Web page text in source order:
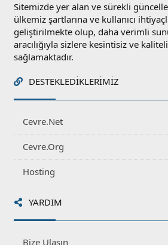
Sitemizde yer alan ve sürekli
ülkemiz şartlarına ve kullanıcı
geliştirilmekte olup, daha verimli
aracılığıyla sizlere kesintisiz ve
sağlamaktadır.
DESTEKLEDIKLERIMIZ
Cevre.Net
Cevre.Org
Hosting
YARDIM
Bize Ulaşın